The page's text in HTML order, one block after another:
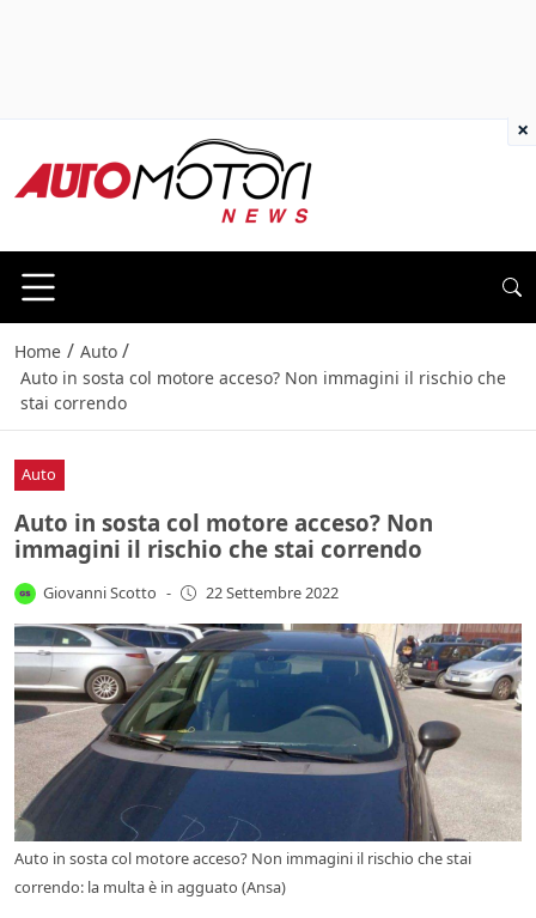
Home / Auto /
Auto in sosta col motore acceso? Non immagini il rischio che
stai correndo
Auto
Auto in sosta col motore acceso? Non
immagini il rischio che stai correndo
Giovanni Scotto - 22 Settembre 2022
Auto in sosta col motore acceso? Non immagini il rischio che stai
correndo: la multa è in agguato (Ansa)
×